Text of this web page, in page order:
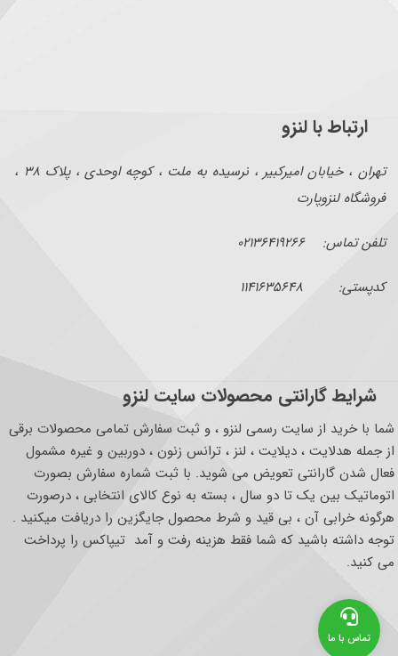
ارتباط با لنزو
تهران ، خیابان امیرکبیر ، نرسیده به ملت ، کوچه اوحدی ، پلاک ۳۸ ،
فروشگاه لنزوپارت
تلفن تماس: ۰۲۱۳۶۴۱۹۲۶۶
کدپستی: ۱۱۴۱۶۳۵۶۴۸
شرایط گارانتی محصولات سایت لنزو
شما با خرید از سایت رسمی لنزو ، و ثبت سفارش تمامی محصولات برقی
از جمله هدلایت ، دیلایت ، لنز ، ترانس زنون ، دوربین و غیره مشمول
فعال شدن گارانتی تعویض می شوید. با ثبت شماره سفارش بصورت
اتوماتیک بین یک تا دو سال ، بسته به نوع کالای انتخابی ، درصورت
هرگونه خرابی آن ، بی قید و شرط محصول جایگزین را دریافت میکنید .
توجه داشته باشید که شما فقط هزینه رفت و آمد تیپاکس را پرداخت
می کنید.
تماس با ما